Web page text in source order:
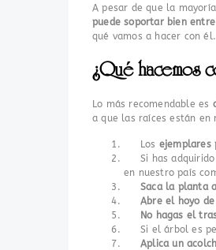
A pesar de que la
puede soportar bien
qué vamos a hacer con él.
¿Qué hacemos
Lo más recomendable es
a que las raíces están en
Los ejemplares
Si has
en nuestro país
Saca la planta
Abre el hoyo
No hagas el
Si el árbol es
Aplica un